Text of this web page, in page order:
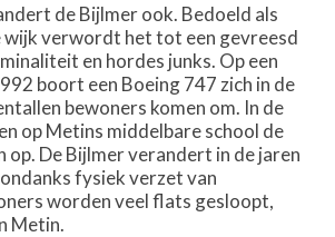
de Bijlmer ook. Bedoeld als
verwordt het tot een gevreesd
en hordes junks. Op een
boort een Boeing 747 zich in de
bewoners komen om. In de
op Metins middelbare school de
op. De Bijlmer verandert in de jaren
fysiek verzet van
worden veel flats gesloopt,
Metin.